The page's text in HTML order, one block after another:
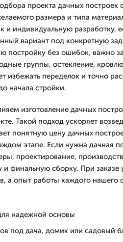
проекта дачных построек
размера и типа
и индивидуальную разработку,
вариант под конкретную
постройку без ошибок, важно
группы, остекление,
избежать переделок и точно
начала стройки.
изготовление дачных
Такой подход ускоряет
понятную цену дачных
этапе. Если нужна дачная
проектирование,
и финальную сборку. При заказе
а опыт работы каждого нашего
надежной основы
под дача, домик или садовый